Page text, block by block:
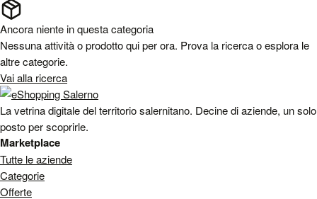
Ancora niente in questa categoria
Nessuna attività o prodotto qui per ora. Prova la ricerca o esplora le
altre categorie.
Vai alla ricerca
La vetrina digitale del territorio salernitano. Decine di aziende, un solo
posto per scoprirle.
Marketplace
Tutte le aziende
Categorie
Offerte